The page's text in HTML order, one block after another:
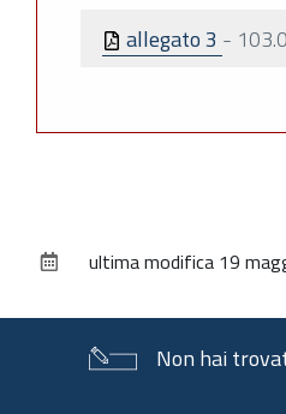
allegato 3 -
documentoultima modifica 19
Non hai